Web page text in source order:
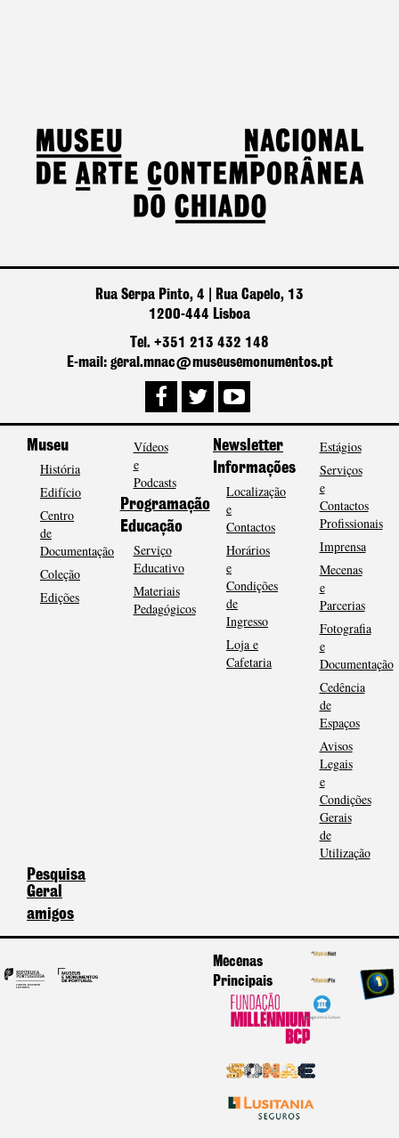
Rua Serpa Pinto, 4 | Rua Capelo, 13
1200-444 Lisboa
Tel. +351 213 432 148
E-mail: geral.mnac@museusemonumentos.pt
Museu
História
Edifício
Centro
de
Documentação
Coleção
Edições
Vídeos
e
Podcasts
Programação
Educação
Serviço
Educativo
Materiais
Pedagógicos
Newsletter
Informações
Localização
e
Contactos
Horários
e
Condições
de
Ingresso
Loja e
Cafetaria
Estágios
Serviços
e
Contactos
Profissionais
Imprensa
Mecenas
e
Parcerias
Fotografia
e
Documentação
Cedência
de
Espaços
Avisos
Legais
e
Condições
Gerais
de
Utilização
Pesquisa
Geral
amigos
Mecenas
Principais